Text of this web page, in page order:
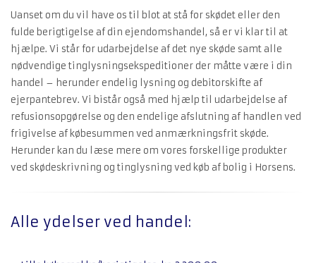
Uanset om du vil have os til blot at stå for skødet eller den
fulde berigtigelse af din ejendomshandel, så er vi klar til at
hjælpe. Vi står for udarbejdelse af det nye skøde samt alle
nødvendige tinglysningsekspeditioner der måtte være i din
handel – herunder endelig lysning og debitorskifte af
ejerpantebrev. Vi bistår også med hjælp til udarbejdelse af
refusionsopgørelse og den endelige afslutning af handlen ved
frigivelse af købesummen ved anmærkningsfrit skøde.
Herunder kan du læse mere om vores forskellige produkter
ved skødeskrivning og tinglysning ved køb af bolig i Horsens.
Alle ydelser ved handel: